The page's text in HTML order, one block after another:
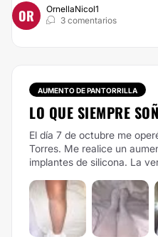
OR
OrnellaNicol1
3 comentarios
AUMENTO DE PANTORRILLA
LO QUE SIEMPRE
El día 7 de octubre me
Torres. Me realice un
implantes de silicona. La